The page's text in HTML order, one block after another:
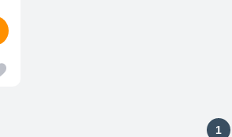
1